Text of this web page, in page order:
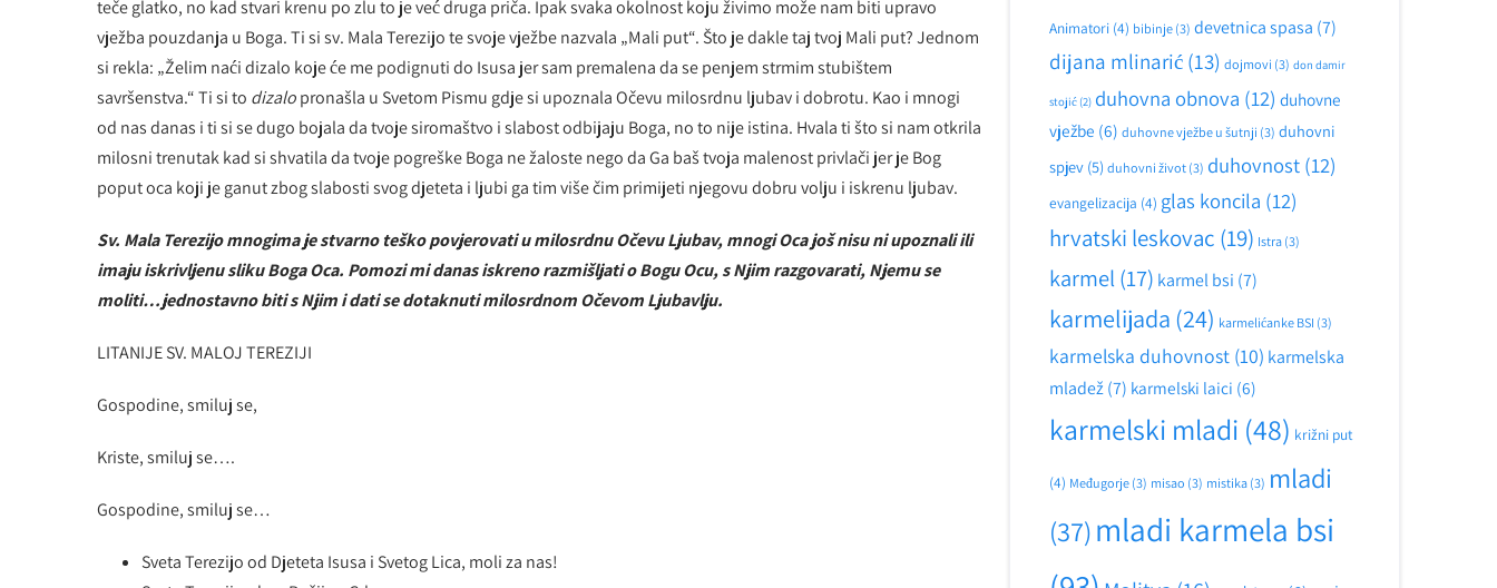
teče glatko, no kad stvari krenu po zlu to je već druga priča. Ipak svaka okolnost koju živimo može nam biti upravo
vježba pouzdanja u Boga. Ti si sv. Mala Terezijo te svoje vježbe nazvala „Mali put“. Što je dakle taj tvoj Mali put? Jednom
si rekla: „Želim naći dizalo koje će me podignuti do Isusa jer sam premalena da se penjem strmim stubištem
savršenstva.“ Ti si to dizalopronašla u Svetom Pismu gdje si upoznala Očevu milosrdnu ljubav i dobrotu. Kao i mnogi
od nas danas i ti si se dugo bojala da tvoje siromaštvo i slabost odbijaju Boga, no to nije istina. Hvala ti što si nam otkrila
milosni trenutak kad si shvatila da tvoje pogreške Boga ne žaloste nego da Ga baš tvoja malenost privlači jer je Bog
poput oca koji je ganut zbog slabosti svog djeteta i ljubi ga tim više čim primijeti njegovu dobru volju i iskrenu ljubav.
Sv. Mala Terezijo mnogima je stvarno teško povjerovati u milosrdnu Očevu Ljubav, mnogi Oca još nisu ni upoznali ili
imaju iskrivljenu sliku Boga Oca. Pomozi mi danas iskreno razmišljati o Bogu Ocu, s Njim razgovarati, Njemu se
moliti…jednostavno biti s Njim i dati se dotaknuti milosrdnom Očevom Ljubavlju.
LITANIJE SV. MALOJ TEREZIJI
Gospodine, smiluj se,
Kriste, smiluj se….
Gospodine, smiluj se…
Sveta Terezijo od Djeteta Isusa i Svetog Lica, moli za nas!
Animatori (4) bibinje (3) devetnica spasa (7)
dijana mlinarić (13) dojmovi (3) don damir
stojić (2) duhovna obnova (12) duhovne
vježbe (6) duhovne vježbe u šutnji (3) duhovni
spjev (5) duhovni život (3) duhovnost (12)
evangelizacija (4) glas koncila (12)
hrvatski leskovac (19) Istra (3)
karmel(17) karmel bsi (7)
karmelijada (24) karmelićanke BSI (3)
karmelska duhovnost (10) karmelska
mladež(7) karmelski laici (6)
karmelski mladi (48) križni put
(4) Međugorje (3) misao (3) mistika (3) mladi
(37)mladi karmela bsi